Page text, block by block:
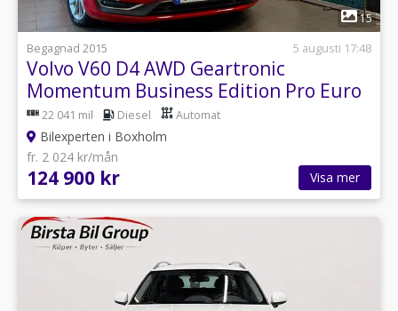
1
15
Begagnad 2015
5 augusti 17:48
Volvo V60 D4 AWD Geartronic
Momentum Business Edition Pro Euro
5 22 041 mil Diesel Automat
Bilexperten i Boxholm
fr. 2 024 kr/mån
124 900 kr Visa mer